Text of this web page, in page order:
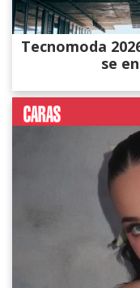
Tecnomoda
se